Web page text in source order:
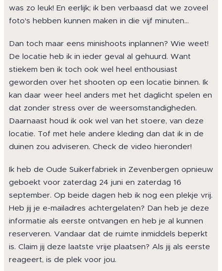
was zo leuk! En eerlijk; ik ben verbaasd dat we zoveel
foto's hebben kunnen maken in die vijf minuten…
Dan toch maar eens minishoots inplannen? Wie weet!
De locatie heb ik in ieder geval al gehuurd. Want
stiekem ben ik toch ook wel heel enthousiast
geworden over het shooten op een locatie binnen. Ik
kan daar weer heel anders met het daglicht spelen en
dat zonder stress over de weersomstandigheden.
Daarnaast houd ik ook wel van het stoere, van deze
locatie. Tof met hele andere kleding dan dat ik in de
duinen zou adviseren. Check de video hieronder!
Ik heb de Oude Suikerfabriek in Zevenbergen opnieuw
geboekt voor zaterdag 24 juni en zaterdag 16
september. Op beide dagen heb ik nog een plekje vrij.
Heb jij je e-mailadres achtergelaten? Dan heb je deze
informatie als eerste ontvangen en heb je al kunnen
reserveren. Vandaar dat de ruimte inmiddels beperkt
is. Claim jij deze laatste vrije plaatsen? Als jij als eerste
reageert, is de plek voor jou.